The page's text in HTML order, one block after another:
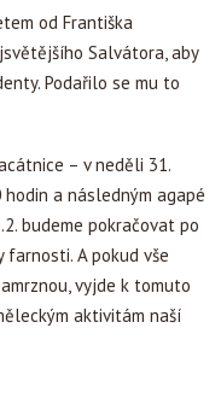
od Františka
Salvátora, aby
Podařilo se mu to
– v neděli 31.
a následným agapé
budeme pokračovat po
A pokud vše
vyjde k tomuto
aktivitám naší